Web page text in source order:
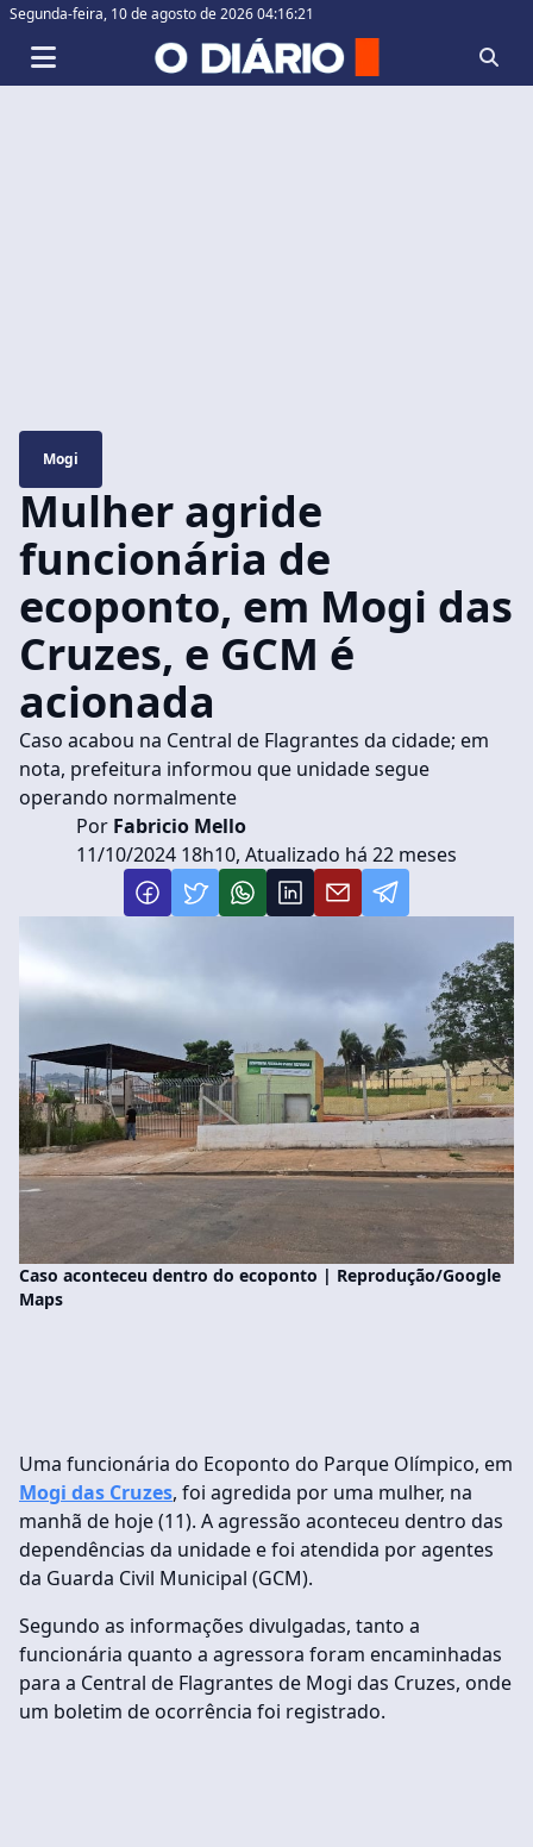
Segunda-feira, 10 de agosto de 2026 04:16:21
Mogi
Mulher agride
funcionária de
ecoponto, em Mogi das
Cruzes, e GCM é
acionada
Caso acabou na Central de Flagrantes da cidade; em
nota, prefeitura informou que unidade segue
operando normalmente
Por Fabricio Mello
11/10/2024 18h10, Atualizado há 22 meses
Caso aconteceu dentro do ecoponto | Reprodução/Google
Maps
Uma funcionária do Ecoponto do Parque Olímpico, em
Mogi das Cruzes, foi agredida por uma mulher, na
manhã de hoje (11). A agressão aconteceu dentro das
dependências da unidade e foi atendida por agentes
da Guarda Civil Municipal (GCM).
Segundo as informações divulgadas, tanto a
funcionária quanto a agressora foram encaminhadas
para a Central de Flagrantes de Mogi das Cruzes, onde
um boletim de ocorrência foi registrado.